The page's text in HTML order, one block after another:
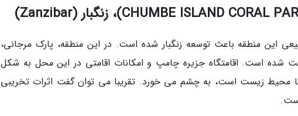
این منطقه باعث توسعه زنگبار شده است. در این منطقه، پارک مرجانی،
است. اقامتگاه جزیره چامپ و امکانات اقامتی در این محل به شکل
با محیط زیست است، به چشم می خورد. تقریبا می توان گفت اثرات تخریبی